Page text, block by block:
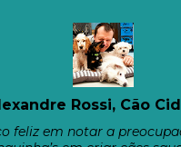
Rossi, Cão
feliz em notar a